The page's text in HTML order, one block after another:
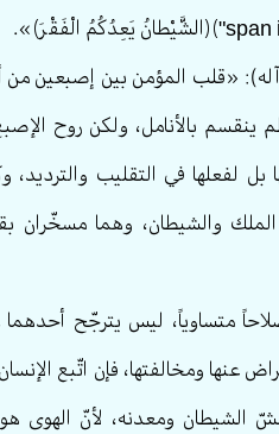
«قلب المؤمن بين إصبعين
بالأنامل، ولكن روح
لفعلها في التقليب والترديد،
الملك والشيطان، وهما مسخّران
متساوياً، ليس يترجّح أحدهما
عنها ومخالفتها، فإن اتّبع
الشيطان ومعدنه، لأنّ الهوى